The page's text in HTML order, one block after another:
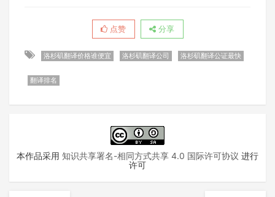
点赞 分享
洛杉矶翻译价格谁便宜 洛杉矶翻译公司 洛杉矶翻译公证最快
翻译排名
本作品采用 知识共享署名-相同方式共享 4.0 国际许可协议 进行
许可